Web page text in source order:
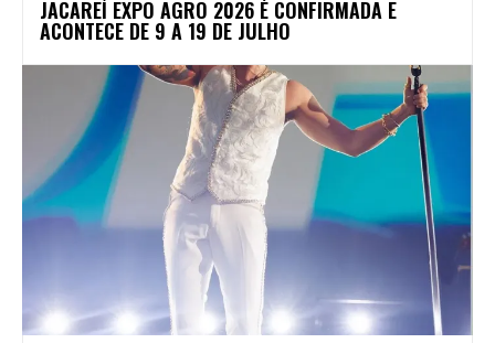
JACAREÍ EXPO AGRO 2026 É CONFIRMADA E
ACONTECE DE 9 A 19 DE JULHO